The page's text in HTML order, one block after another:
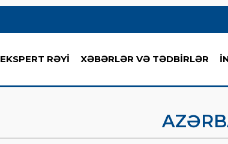
EKSPERT RƏYİ XƏBƏRLƏR VƏ TƏDBİRLƏR